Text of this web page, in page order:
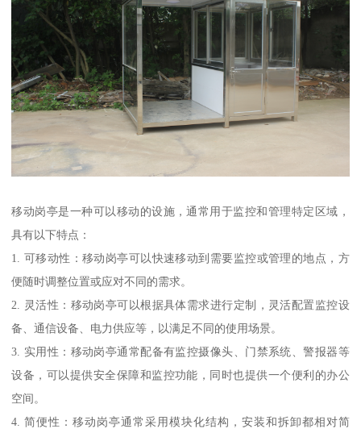
移动岗亭是一种可以移动的设施，通常用于监控和管理特定区域，
具有以下特点：
1. 可移动性：移动岗亭可以快速移动到需要监控或管理的地点，方
便随时调整位置或应对不同的需求。
2. 灵活性：移动岗亭可以根据具体需求进行定制，灵活配置监控设
备、通信设备、电力供应等，以满足不同的使用场景。
3. 实用性：移动岗亭通常配备有监控摄像头、门禁系统、警报器等
设备，可以提供安全保障和监控功能，同时也提供一个便利的办公
空间。
4. 简便性：移动岗亭通常采用模块化结构，安装和拆卸都相对简